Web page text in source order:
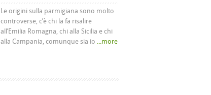
Le origini sulla parmigiana sono molto
controverse, c’è chi la fa risalire
all’Emilia Romagna, chi alla Sicilia e chi
alla Campania, comunque sia io ...more